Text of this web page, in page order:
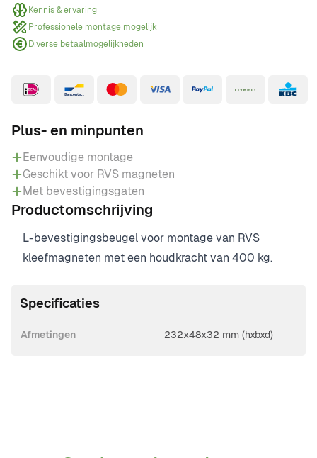
Kennis & ervaring
Professionele montage mogelijk
Diverse betaalmogelijkheden
Plus- en minpunten
Eenvoudige montage
Geschikt voor RVS magneten
Met bevestigingsgaten
Productomschrijving
L-bevestigingsbeugel voor montage van RVS
kleefmagneten met een houdkracht van 400 kg.
Specificaties
Afmetingen 232x48x32 mm (hxbxd)